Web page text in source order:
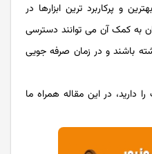
و پرکاربرد ترین ابزارها در
به کمک آن می توانند دسترسی
باشند و در زمان صرفه جویی
دارید، در این مقاله همراه ما